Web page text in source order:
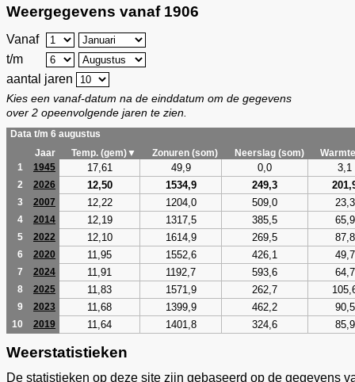
Weergegevens vanaf 1906
Vanaf
t/m
aantal jaren
Kies een vanaf-datum na de einddatum om de gegevens
over 2 opeenvolgende jaren te zien.
Data t/m 6 augustus
Jaar
Temp. (gem)▼ Zonuren (som) Neerslag (som)
1
1945 17,61 49,9 0,0 3,1
2 2026 12,50 1534,9 249,3
3 2007 12,22 1204,0 509,0 23,3
4 2014 12,19 1317,5 385,5 65,9
5 2022 12,10 1614,9 269,5 87,8
6 2020 11,95 1552,6 426,1 49,7
7 2024 11,91 1192,7 593,6 64,7
8 2025 11,83 1571,9 262,7
9 2023 11,68 1399,9 462,2 90,5
10 2019 11,64 1401,8 324,6 85,9
Weerstatistieken
De statistieken op deze site zijn gebaseerd op de gegevens